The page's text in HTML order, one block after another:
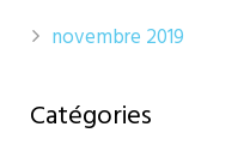
novembre 2019
Catégories